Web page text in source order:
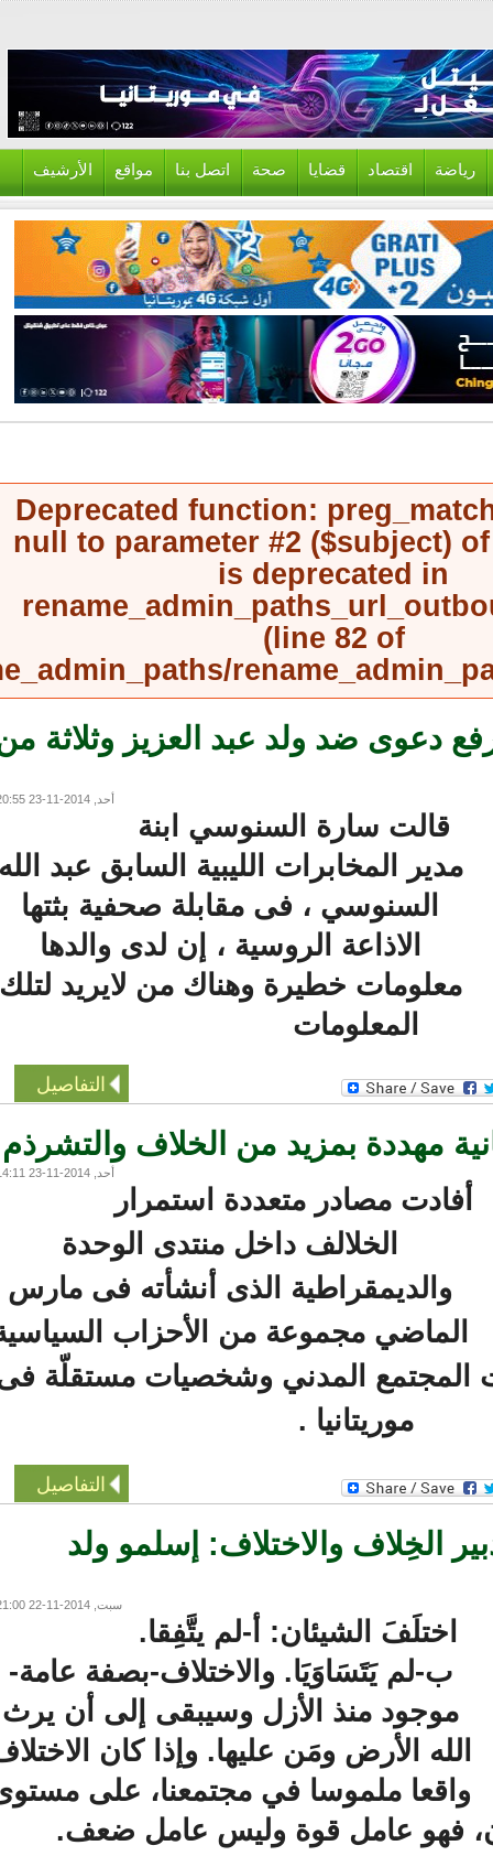
اقتصاد قضايا صحة اتصل بنا مواقع الأرشيف
Deprecated function:
null to parameter #2 ($subject)
is deprecated in
(line82of
دعوى ضد ولد عبد العزيز وثلاثة من
قالت سارة السنوسي ابنة
مدير المخابرات الليبية السابق عبد الله
السنوسي ، فى مقابلة صحفية بثتها
الاذاعة الروسية ، إن لدى والدها
معلومات خطيرة وهناك من لايريد لتلك
المعلومات
التفاصيل
مهددة بمزيد من الخلاف والتشرذم
مصادر متعددة استمرار
الخلالف داخل منتدى الوحدة
والديمقراطية الذى أنشأته فى مارس
الماضي مجموعة من الأحزاب السياسية
المجتمع المدني وشخصيات مستقلّة فى
موريتانيا .
التفاصيل
الخِلاف والاختلاف: إسلمو ولد
سبت, 2014-11-22 21:00
اختلَفَ الشيئان: أ-لم يتَّفِقا.
ب-لم يَتَسَاوَيَا. والاختلاف-بصفة عامة-
موجود منذ الأزل وسيبقى إلى أن يرث
الأرض ومَن عليها. وإذا كان الاختلاف
ملموسا في مجتمعنا، على مستوى
فهو عامل قوة وليس عامل ضعف.